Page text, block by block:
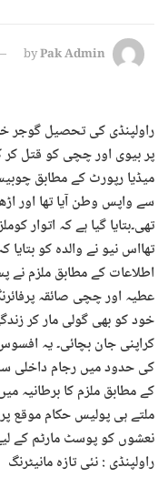
byPak Admin
راولپنڈی کی تحصیل گوجر
پر بیوی اور چچی کو قتل
میڈیا رپورٹ کے مطابق
سے واپس وطن آیا تھا اور
تھی۔بتایا گیا ہے کہ اتوار
تھااس نیو نے والدہ کو
اطلاعات کے مطابق ملزم نے
عطیہ اور چچی صائقہ
خود کو بھی گولی مار کر
کراپنی جان بچائی۔ یہ
کی حدود میں رجام داخلی
کے مطابق ملزم کا برطانیہ
ملتے ہی پولیس حکام موقع
نعشوں کو پوسٹ مارٹم کے
راولپنڈی : نئی تازہ مانیٹرنگ